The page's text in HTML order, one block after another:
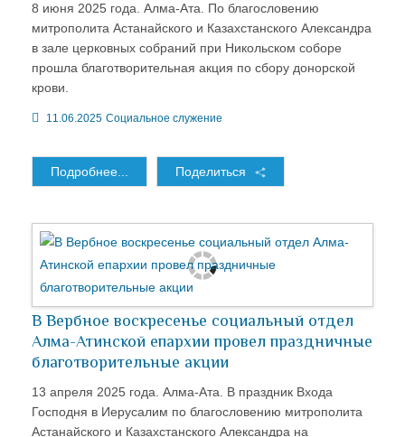
8 июня 2025 года. Алма-Ата. По благословению
митрополита Астанайского и Казахстанского Александра
в зале церковных собраний при Никольском соборе
прошла благотворительная акция по сбору донорской
крови.
11.06.2025 Социальное служение
Подробнее... Поделиться
В Вербное воскресенье социальный отдел
Алма-Атинской епархии провел праздничные
благотворительные акции
13 апреля 2025 года. Алма-Ата. В праздник Входа
Господня в Иерусалим по благословению митрополита
Астанайского и Казахстанского Александра на